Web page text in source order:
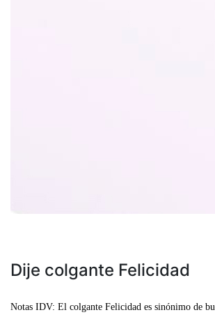
Dije colgante Felicidad
Notas IDV: El colgante Felicidad es sinónimo de